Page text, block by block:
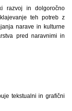
razvoj in dolgoročno
teh potreb z
narave in kulturne
pred naravnimi in
tekstualni in grafični